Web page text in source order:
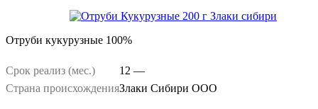
Отруби кукурузные 100%
Срок реализ (мес.)
12 —
Страна происхожденияЗлаки Сибири ООО